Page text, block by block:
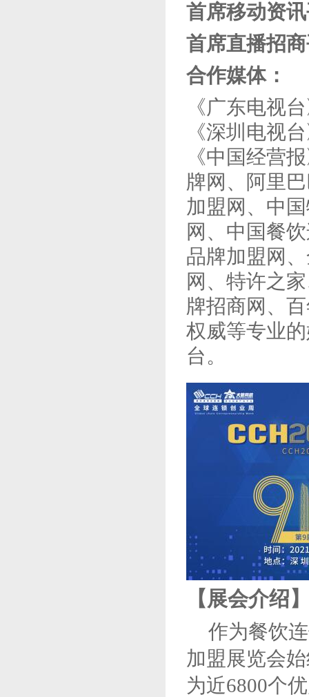
首席移动资
首席直播招
合作媒体：
《广东电视
《深圳电视
《中国经营
牌网 、阿里
加盟网、中
网、 中国餐
品牌加盟网
网、特许之
牌招商网 、
权威等专业
台。
【展会介绍
作为餐饮
加盟展览会
为近6800个